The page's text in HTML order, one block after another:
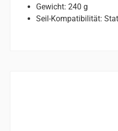
Gewicht: 240 g
Seil-Kompatibilität: